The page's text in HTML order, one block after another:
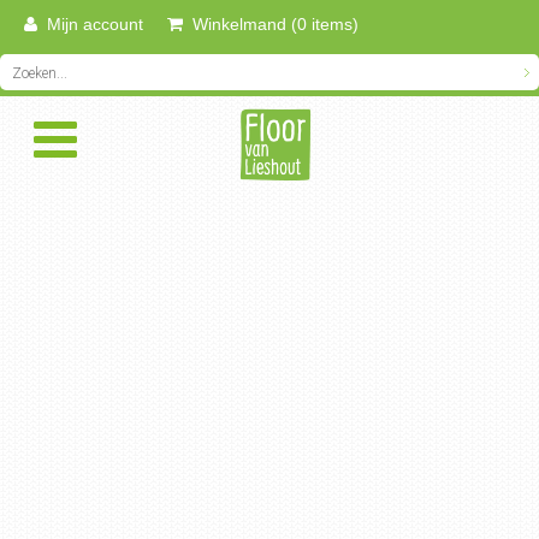
Mijn account Winkelmand (0 items)